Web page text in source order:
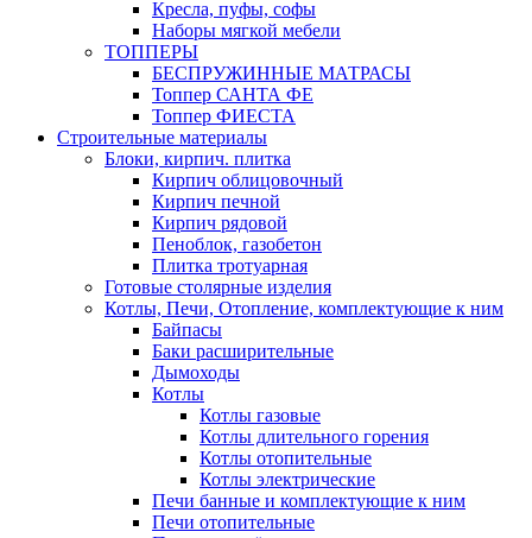
Кресла, пуфы, софы
Наборы мягкой мебели
ТОППЕРЫ
БЕСПРУЖИННЫЕ МАТРАСЫ
Топпер САНТА ФЕ
Топпер ФИЕСТА
Строительные материалы
Блоки, кирпич. плитка
Кирпич облицовочный
Кирпич печной
Кирпич рядовой
Пеноблок, газобетон
Плитка тротуарная
Готовые столярные изделия
Котлы, Печи, Отопление, комплектующие к ним
Байпасы
Баки расширительные
Дымоходы
Котлы
Котлы газовые
Котлы длительного горения
Котлы отопительные
Котлы электрические
Печи банные и комплектующие к ним
Печи отопительные